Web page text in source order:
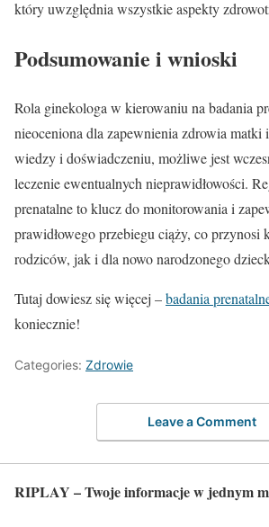
który uwzględnia wszystkie aspekty
Podsumowanie i wnioski
Rola ginekologa w kierowaniu na badania
nieoceniona dla zapewnienia zdrowia
wiedzy i doświadczeniu, możliwe jest
leczenie ewentualnych nieprawidłowości.
prenatalne to klucz do monitorowania i
prawidłowego przebiegu ciąży, co przynosi
rodziców, jak i dla nowo narodzonego
Tutaj dowiesz się więcej –badania
koniecznie!
Categories: Zdrowie
Leave a Comment
RIPLAY – Twoje informacje w jednym